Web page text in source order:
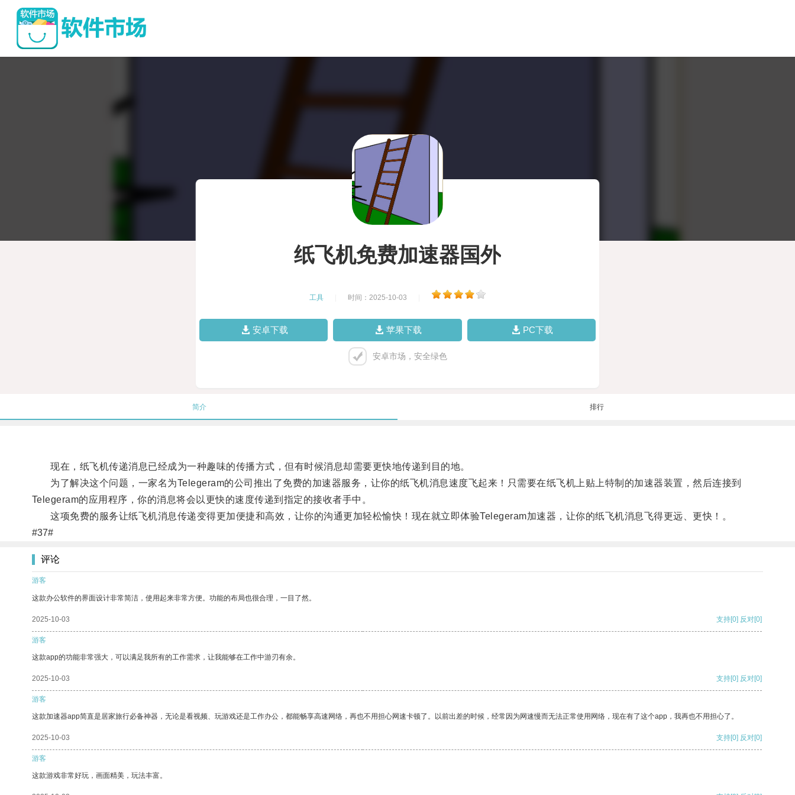
纸飞机免费加速器国外
工具 时间：2025-10-03
安卓下载 苹果下载 PC下载
安卓市场，安全绿色
简介 排行
现在，纸飞机传递消息已经成为一种趣味的传播方式，但有时候消息却需要更快地传递到目的地。
为了解决这个问题，一家名为Telegeram的公司推出了免费的加速器服务，让你的纸飞机消息速度飞起来！只需要在纸飞机上贴上特制的加速器装置，然后连接到
Telegeram的应用程序，你的消息将会以更快的速度传递到指定的接收者手中。
这项免费的服务让纸飞机消息传递变得更加便捷和高效，让你的沟通更加轻松愉快！现在就立即体验Telegeram加速器，让你的纸飞机消息飞得更远、更快！。
#37#
评论
游客
这款办公软件的界面设计非常简洁，使用起来非常方便。功能的布局也很合理，一目了然。
2025-10-03 支持[0] 反对[0]
游客
这款app的功能非常强大，可以满足我所有的工作需求，让我能够在工作中游刃有余。
2025-10-03 支持[0] 反对[0]
游客
这款加速器app简直是居家旅行必备神器，无论是看视频、玩游戏还是工作办公，都能畅享高速网络，再也不用担心网速卡顿了。以前出差的时候，经常因为网速慢而无法正常使用网络，现在有了这个app，我再也不用担心了。
2025-10-03 支持[0] 反对[0]
游客
这款游戏非常好玩，画面精美，玩法丰富。